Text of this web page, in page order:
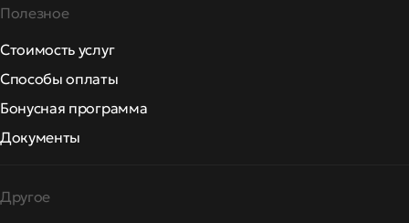
Полезное
Стоимость услуг
Способы оплаты
Бонусная программа
Документы
Другое